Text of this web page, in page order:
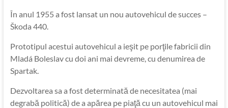
În anul 1955 a fost lansat un nou autovehicul de succes –
Škoda 440.
Prototipul acestui autovehicul a ieşit pe porţile fabricii din
Mladá Boleslav cu doi ani mai devreme, cu denumirea de
Spartak.
Dezvoltarea sa a fost determinată de necesitatea (mai
degrabă politică) de a apărea pe piaţă cu un autovehicul mai